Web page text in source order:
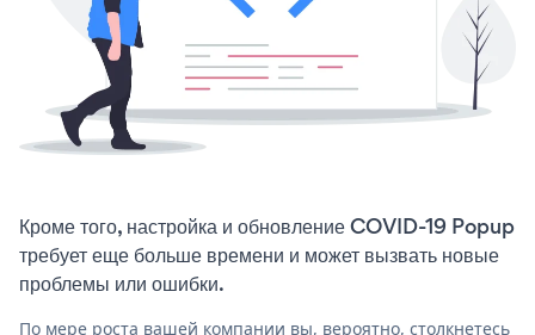
Кроме того, настройка и обновление COVID-19 Popup
требует еще больше времени и может вызвать новые
проблемы или ошибки.
По мере роста вашей компании вы, вероятно, столкнетесь